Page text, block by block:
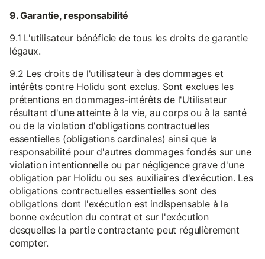
9. Garantie, responsabilité
9.1 L'utilisateur bénéficie de tous les droits de garantie
légaux.
9.2 Les droits de l'utilisateur à des dommages et
intérêts contre Holidu sont exclus. Sont exclues les
prétentions en dommages-intérêts de l'Utilisateur
résultant d'une atteinte à la vie, au corps ou à la santé
ou de la violation d'obligations contractuelles
essentielles (obligations cardinales) ainsi que la
responsabilité pour d'autres dommages fondés sur une
violation intentionnelle ou par négligence grave d'une
obligation par Holidu ou ses auxiliaires d'exécution. Les
obligations contractuelles essentielles sont des
obligations dont l'exécution est indispensable à la
bonne exécution du contrat et sur l'exécution
desquelles la partie contractante peut régulièrement
compter.